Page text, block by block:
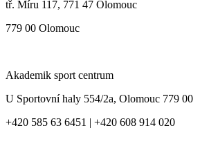
tř. Míru 117, 771 47 Olomouc
779 00 Olomouc
Akademik sport centrum
U Sportovní haly 554/2a, Olomouc 779 00
+420 585 63 6451 | +420 608 914 020